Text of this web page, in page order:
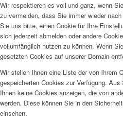
Wir respektieren es voll und ganz, wenn
zu vermeiden, dass Sie immer wieder
Sie uns bitte, einen Cookie für Ihre
sich jederzeit abmelden oder andere
vollumfänglich nutzen zu können. Wenn
gesetzten Cookies auf unserer Domain
Wir stellen Ihnen eine Liste der von Ihrem
gespeicherten Cookies zur Verfügung.
Ihnen keine Cookies anzeigen, die von
werden. Diese können Sie in den
einsehen.